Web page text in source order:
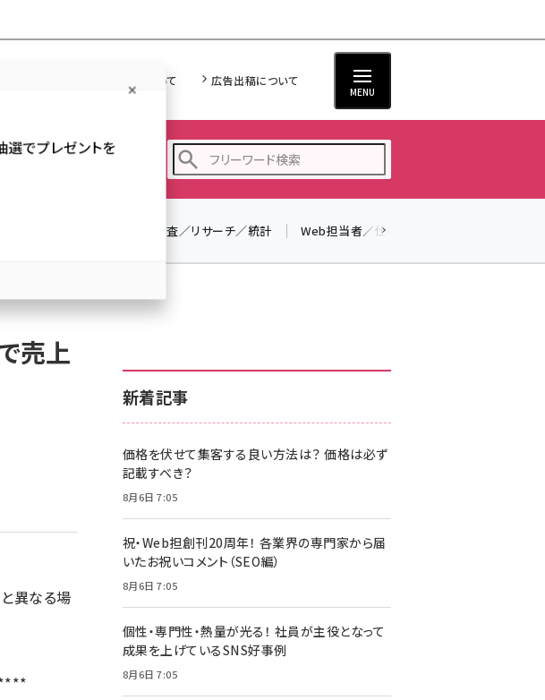
Web担について 広告出稿について
MENU
／イベント から探す
z世代 (1620)
meo (1274)
調査／リサーチ／統計 Web担当者／仕事
ついて
売上
異なる場
新着記事
価格を伏せて集客する良い方法は？ 価格は必ず
記載すべき？
8月6日 7:05
祝・Web担創刊20周年！ 各業界の専門家から届
いたお祝いコメント（SEO編）
8月6日 7:05
個性・専門性・熱量が光る！ 社員が主役となって
成果を上げているSNS好事例
8月6日 7:05
でプレゼントを